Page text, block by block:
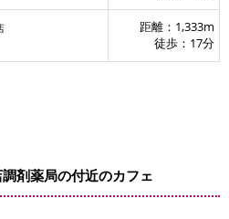
距離：1,333m
徒歩：17分
剤薬局の付近のカフェ